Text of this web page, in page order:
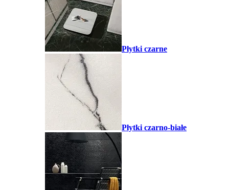
Płytki czarne
Płytki czarno-białe